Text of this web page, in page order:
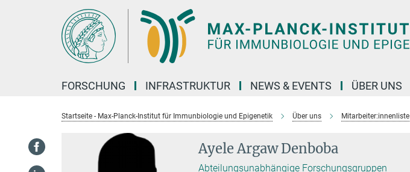
FORSCHUNG INFRASTRUKTUR NEWS & EVENTS ÜBER UNS
Startseite - Max-Planck-Institut für Immunbiologie und Epigenetik Über uns Mitarbeiter:innenliste
Ayele Argaw Denboba
Abteilungsunabhängige Forschungsgruppen